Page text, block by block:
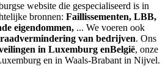
website die gespecialiseerd is in
bronnen: Faillissementen, LBB,
eigendommen, ... We voeren ook
van bedrijven. Ons
in Luxemburg enBelgië, onze
en in Waals-Brabant in Nijvel.